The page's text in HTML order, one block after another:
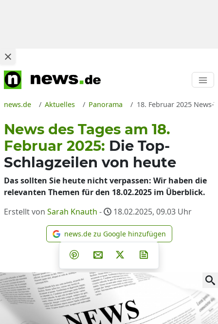
news.de Aktuelles Panorama 18. Februar 2025
News des Tages am 18.
Februar 2025: Die Top-
Schlagzeilen von heute
Das sollten Sie heute nicht verpassen: Wir haben die
relevanten Themen für den 18.02.2025 im Überblick.
Erstellt von Sarah Knauth - 18.02.2025, 09.03 Uhr
news.de zu Google
news.de zu Google hinzufügen
Teilen auf Facebook
Teilen auf Whatsapp
Teilen auf Telegram
Teilen auf Pinterest
Per E-Mail teilen
Post auf X